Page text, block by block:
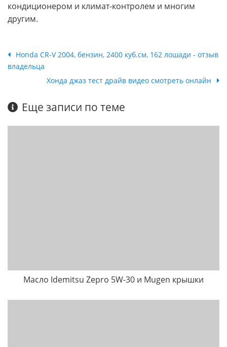
кондиционером и климат-контролем и многим
другим.
Honda CR-V 2004, бензин, 2400 куб.см, 162 лошади - отзыв
владельца
Хонда джаз тест драйв видео смотреть онлайн
Еще записи по теме
Масло Idemitsu Zepro 5W-30 и Mugen крышки